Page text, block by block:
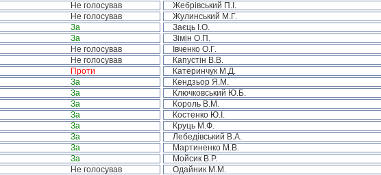
Не голосував Жебрівський П.І.
Не голосував Жулинський М.Г.
За Заєць І.О.
За Зімін О.П.
Не голосував Івченко О.Г.
Не голосував Капустін В.В.
Проти Катеринчук М.Д.
За Кендзьор Я.М.
За Ключковський Ю.Б.
За Король В.М.
За Костенко Ю.І.
За Круць М.Ф.
За Лебедівський В.А.
За Мартиненко М.В.
За Мойсик В.Р.
Не голосував Одайник М.М.